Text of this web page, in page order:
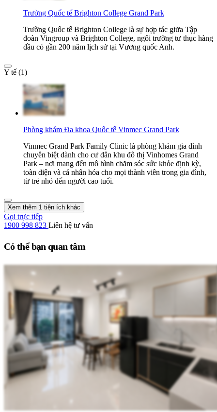
Trường Quốc tế Brighton College Grand Park
Trường Quốc tế Brighton College là sự hợp tác giữa Tập
đoàn Vingroup và Brighton College, ngôi trường tư thục hàng
đầu có gần 200 năm lịch sử tại Vương quốc Anh.
Y tế (1)
Phòng khám Đa khoa Quốc tế Vinmec Grand Park
Vinmec Grand Park Family Clinic là phòng khám gia đình
chuyên biệt dành cho cư dân khu đô thị Vinhomes Grand
Park – nơi mang đến mô hình chăm sóc sức khỏe định kỳ,
toàn diện và cá nhân hóa cho mọi thành viên trong gia đình,
từ trẻ nhỏ đến người cao tuổi.
Xem thêm 1 tiện ích khác
Gọi trực tiếp
1900 998 823 Liên hệ tư vấn
Có thể bạn quan tâm